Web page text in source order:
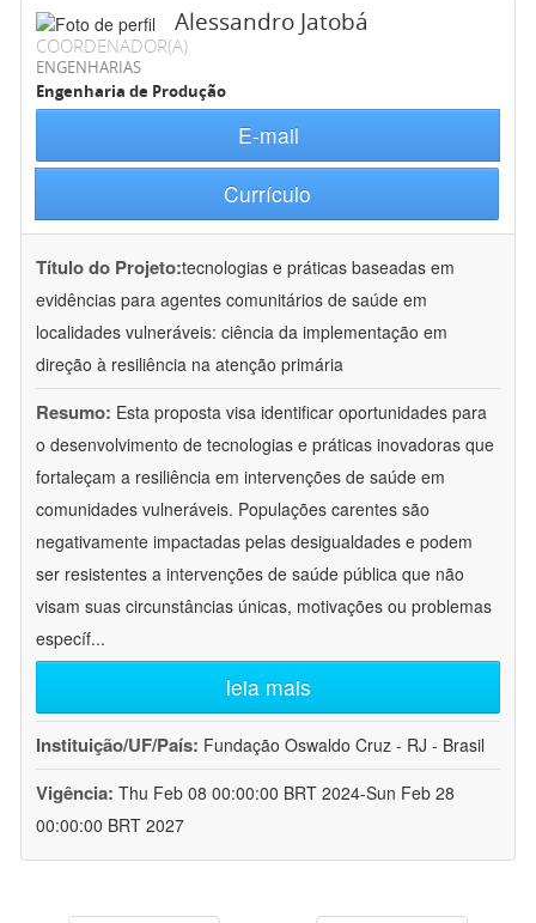
Alessandro Jatobá
COORDENADOR(A)
ENGENHARIAS
Engenharia de Produção
E-mail
Currículo
Título do Projeto:tecnologias e práticas baseadas em
evidências para agentes comunitários de saúde em
localidades vulneráveis: ciência da implementação em
direção à resiliência na atenção primária
Resumo: Esta proposta visa identificar oportunidades para
o desenvolvimento de tecnologias e práticas inovadoras que
fortaleçam a resiliência em intervenções de saúde em
comunidades vulneráveis. Populações carentes são
negativamente impactadas pelas desigualdades e podem
ser resistentes a intervenções de saúde pública que não
visam suas circunstâncias únicas, motivações ou problemas
específ...
leia mais
Instituição/UF/País: Fundação Oswaldo Cruz - RJ - Brasil
Vigência: Thu Feb 08 00:00:00 BRT 2024-Sun Feb 28
00:00:00 BRT 2027